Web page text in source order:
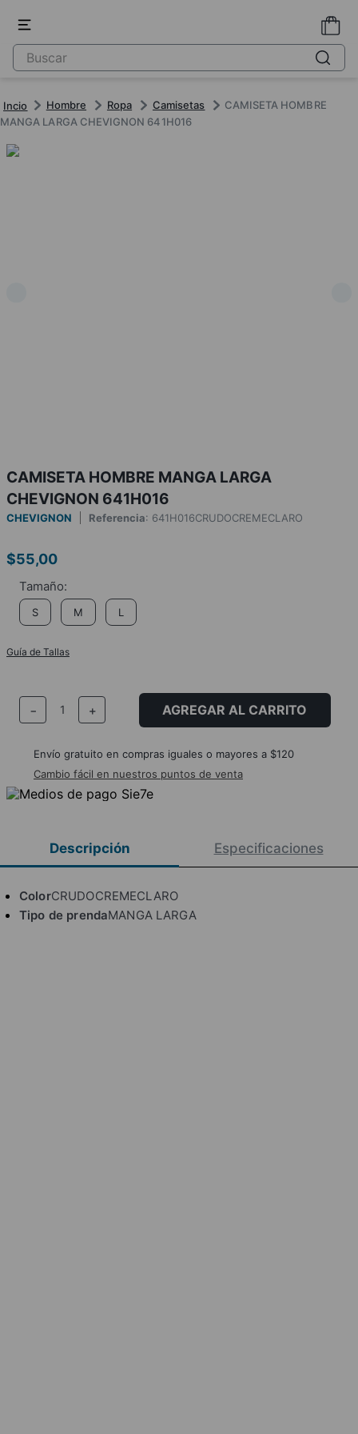
Hombre Ropa Camisetas
CAMISETA HOMBRE
MANGA LARGA CHEVIGNON 641H016
CAMISETA HOMBRE MANGA LARGA
CHEVIGNON 641H016
CHEVIGNON Referencia: 641H016CRUDOCREMECLARO
$55,00
S M L
Guía de Tallas
＋
－ AGREGAR AL CARRITO
Envío gratuito en compras iguales o mayores a $120
Cambio fácil en nuestros puntos de venta
Descripción Especificaciones
ColorCRUDOCREMECLARO
Tipo de prendaMANGA LARGA